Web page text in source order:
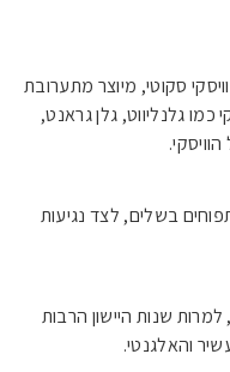
הוא בלנדד וויסקי סקוטי, מיוצר מתערובת
של וויסקי כמו גלנליווט, גלן גראנט,
בשלים, לצד נגיעות
שנות היישון הרבות
והאלגנטי.